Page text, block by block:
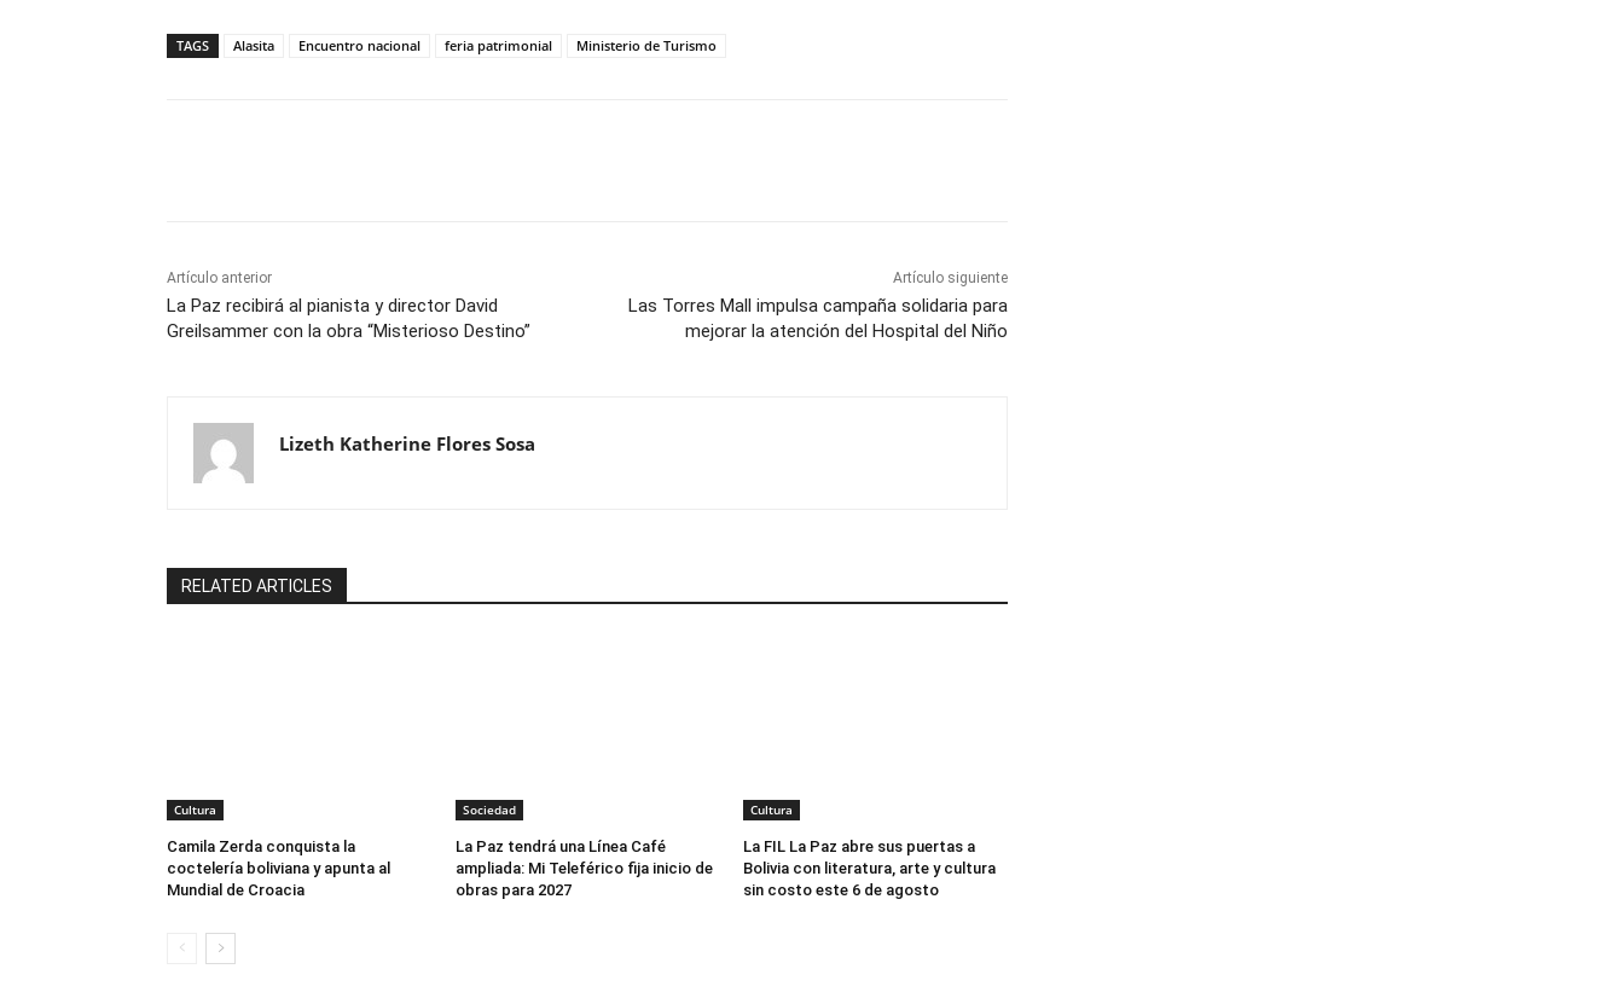
TAGS Alasita Encuentro nacional feria patrimonial Ministerio de Turismo
Artículo anterior
La Paz recibirá al pianista y director David
Greilsammer con la obra “Misterioso Destino”
Artículo siguiente
Las Torres Mall impulsa campaña solidaria para
mejorar la atención del Hospital del Niño
Lizeth Katherine Flores Sosa
RELATED ARTICLES
Cultura
Camila Zerda conquista la
coctelería boliviana y apunta al
Mundial de Croacia
Sociedad
La Paz tendrá una Línea Café
ampliada: Mi Teleférico fija inicio de
obras para 2027
Cultura
La FIL La Paz abre sus puertas a
Bolivia con literatura, arte y cultura
sin costo este 6 de agosto